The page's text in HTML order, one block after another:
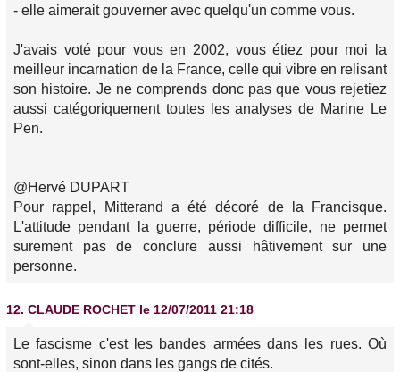
- elle aimerait gouverner avec quelqu'un comme vous.
J'avais voté pour vous en 2002, vous étiez pour moi la
meilleur incarnation de la France, celle qui vibre en relisant
son histoire. Je ne comprends donc pas que vous rejetiez
aussi catégoriquement toutes les analyses de Marine Le
Pen.
@Hervé DUPART
Pour rappel, Mitterand a été décoré de la Francisque.
L'attitude pendant la guerre, période difficile, ne permet
surement pas de conclure aussi hâtivement sur une
personne.
12. CLAUDE ROCHET le 12/07/2011 21:18
Le fascisme c'est les bandes armées dans les rues. Où
sont-elles, sinon dans les gangs de cités.